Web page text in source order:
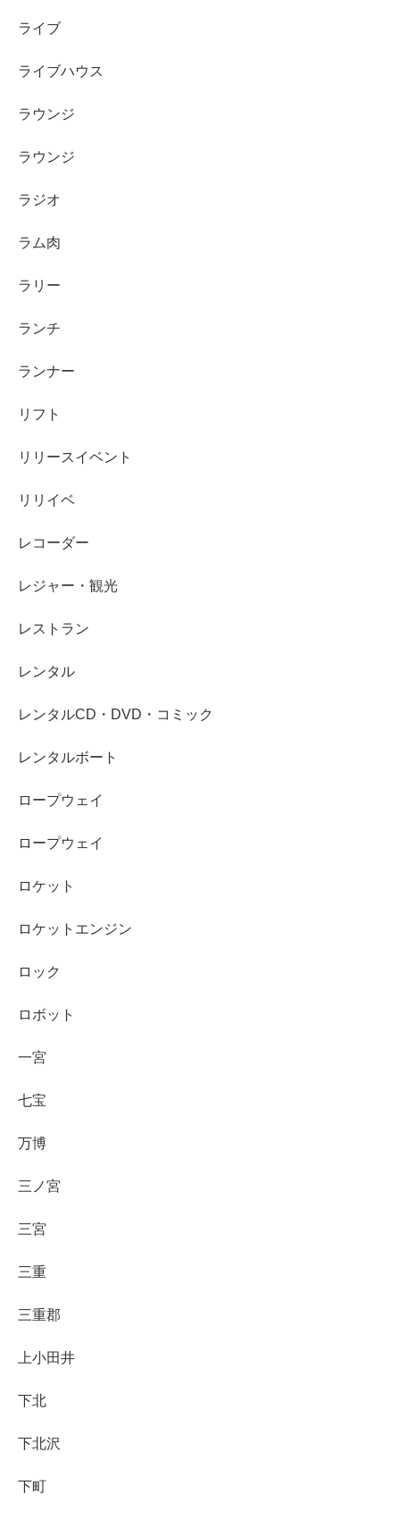
ライブ
ライブハウス
ラウンジ
ラウンジ
ラジオ
ラム肉
ラリー
ランチ
ランナー
リフト
リリースイベント
リリイベ
レコーダー
レジャー・観光
レストラン
レンタル
レンタルCD・DVD・コミック
レンタルボート
ロープウェイ
ロープウェイ
ロケット
ロケットエンジン
ロック
ロボット
一宮
七宝
万博
三ノ宮
三宮
三重
三重郡
上小田井
下北
下北沢
下町